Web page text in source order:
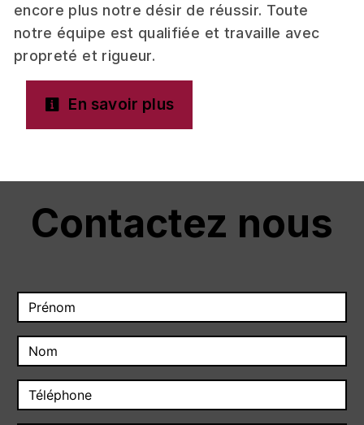
encore plus notre désir de réussir. Toute
notre équipe est qualifiée et travaille avec
propreté et rigueur.
En savoir plus
Contactez nous